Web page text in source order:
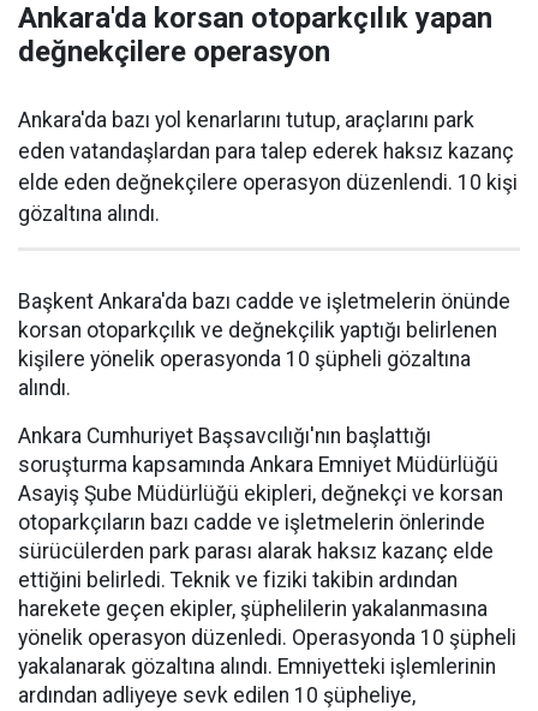
Ankara'da korsan otoparkçılık yapan
değnekçilere operasyon
Ankara'da bazı yol kenarlarını tutup, araçlarını park
eden vatandaşlardan para talep ederek haksız kazanç
elde eden değnekçilere operasyon düzenlendi. 10 kişi
gözaltına alındı.
Başkent Ankara'da bazı cadde ve işletmelerin önünde
korsan otoparkçılık ve değnekçilik yaptığı belirlenen
kişilere yönelik operasyonda 10 şüpheli gözaltına
alındı.
Ankara Cumhuriyet Başsavcılığı'nın başlattığı
soruşturma kapsamında Ankara Emniyet Müdürlüğü
Asayiş Şube Müdürlüğü ekipleri, değnekçi ve korsan
otoparkçıların bazı cadde ve işletmelerin önlerinde
sürücülerden park parası alarak haksız kazanç elde
ettiğini belirledi. Teknik ve fiziki takibin ardından
harekete geçen ekipler, şüphelilerin yakalanmasına
yönelik operasyon düzenledi. Operasyonda 10 şüpheli
yakalanarak gözaltına alındı. Emniyetteki işlemlerinin
ardından adliyeye sevk edilen 10 şüpheliye,